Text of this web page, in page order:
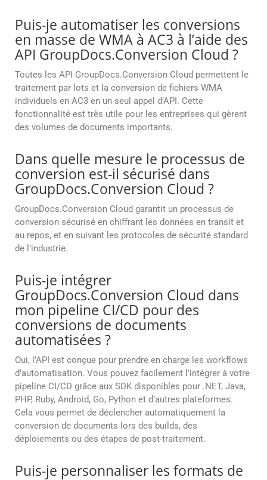
Puis-je automatiser les conversions
en masse de WMA à AC3 à l’aide des
API GroupDocs.Conversion Cloud ?
Toutes les API GroupDocs.Conversion Cloud permettent le
traitement par lots et la conversion de fichiers WMA
individuels en AC3 en un seul appel d’API. Cette
fonctionnalité est très utile pour les entreprises qui gèrent
des volumes de documents importants.
Dans quelle mesure le processus de
conversion est-il sécurisé dans
GroupDocs.Conversion Cloud ?
GroupDocs.Conversion Cloud garantit un processus de
conversion sécurisé en chiffrant les données en transit et
au repos, et en suivant les protocoles de sécurité standard
de l’industrie.
Puis-je intégrer
GroupDocs.Conversion Cloud dans
mon pipeline CI/CD pour des
conversions de documents
automatisées ?
Oui, l’API est conçue pour prendre en charge les workflows
d’automatisation. Vous pouvez facilement l’intégrer à votre
pipeline CI/CD grâce aux SDK disponibles pour .NET, Java,
PHP, Ruby, Android, Go, Python et d’autres plateformes.
Cela vous permet de déclencher automatiquement la
conversion de documents lors des builds, des
déploiements ou des étapes de post-traitement.
Puis-je personnaliser les formats de